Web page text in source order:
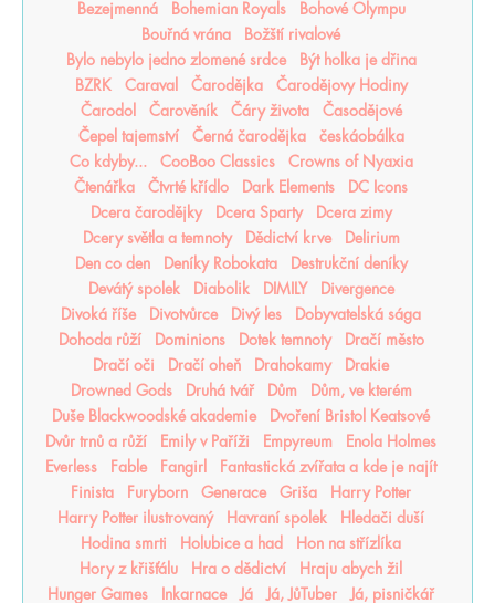
Bezejmenná
Bohemian Royals
Bohové Olympu
Bouřná vrána
Božští rivalové
Bylo nebylo jedno zlomené srdce
Být holka je dřina
BZRK
Caraval Čarodějka
Čarodějovy Hodiny
Čarodol
Čarověník Čáry života
Časodějové
Čepel tajemství
Černá čarodějka
českáobálka
Co kdyby...
CooBoo Classics
Crowns of Nyaxia
Čtenářka
Čtvrté křídlo Dark Elements
DC Icons
Dcera čarodějky
Dcera Sparty
Dcera zimy
Dcery světla a temnoty
Dědictví krve
Delirium
Den co den
Deníky Robokata
Destrukční deníky
Devátý spolek
Diabolik DIMILY
Divergence
Divoká říše
Divotvůrce Divý les
Dobyvatelská sága
Dohoda růží
Dominions Dotek temnoty
Dračí město
Dračí oči
Dračí oheň Drahokamy
Drakie
Drowned Gods
Druhá tvář Dům
Dům, ve kterém
Duše Blackwoodské akademie
Dvoření Bristol Keatsové
Dvůr trnů a růží
Emily v Paříži Empyreum
Enola Holmes
Everless
Fable Fangirl
Fantastická zvířata a kde je najít
Finista
Furyborn Generace Griša
Harry Potter
Harry Potter ilustrovaný
Havraní spolek
Hledači duší
Hodina smrti
Holubice a had
Hon na střízlíka
Hory z křišťálu
Hra o dědictví
Hraju abych žil
Hunger Games
Inkarnace Já Já, JůTuber
Já, pisničkář